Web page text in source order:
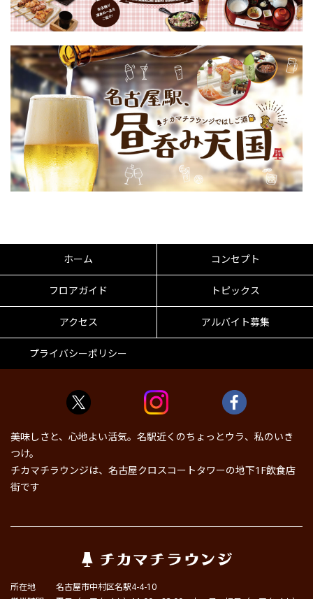
ホーム コンセプト
フロアガイド トピックス
アクセス アルバイト募集
プライバシーポリシー
美味しさと、心地よい活気。名駅近くのちょっとウラ、私のいき
つけ。
チカマチラウンジは、名古屋クロスコートタワーの地下1F飲食店
街です
所在地
名古屋市中村区名駅4-4-10